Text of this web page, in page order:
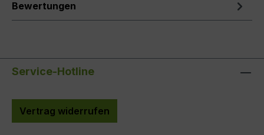
Bewertungen
Service-Hotline
Vertrag widerrufen